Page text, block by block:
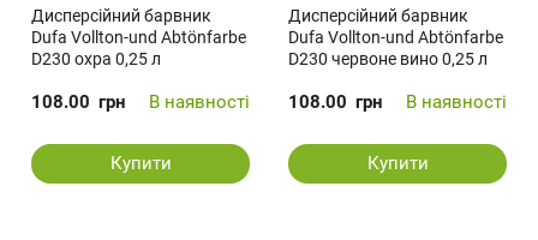
Дисперсійний барвник
Dufa Vollton-und Abtönfarbe
D230 охра 0,25 л
108.00 грн В наявності
Купити
Дисперсійний барвник
Dufa Vollton-und Abtönfarbe
D230 червоне вино 0,25 л
108.00 грн В наявності
Купити